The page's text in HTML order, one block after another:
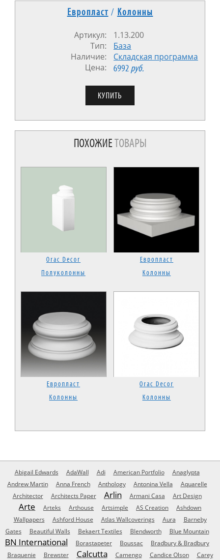
Европласт / Колонны
Артикул:
1.13.200
Тип:
База
Наличие:
Cкладская программа
Цена:
6992 руб.
ПОХОЖИЕТОВАРЫ
Orac Decor
Полуколонны
Европласт
Колонны
Европласт
Колонны
Orac Decor
Колонны
Abigail Edwards AdaWall Adi American Portfolio
Anaglypta
Andrew Martin
Anna French Anthology Antonina Vella
Aquarelle
Architector
Architects Paper Arlin Armani Casa Art Design
Arte Arteks Arthouse Artsimple AS Creation
Ashdown
Wallpapers
Ashford House Atlas Wallcoverings Aura
Barneby
Gates
Beautiful Walls Bekaert Textiles Blendworth Blue Mountain
BN International Borastapeter Boussac
Bradbury & Bradbury
Braquenie
Brewster Calcutta Camengo Candice Olson
Carey